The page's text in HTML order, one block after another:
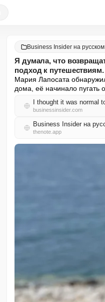
Business Insider на русском
Я думала, что
подход к путешествиям.
Мария Лапосата
дома, её начинало пугать
I thought it was normal
businessinsider.com
Business Insider на
thenote.app